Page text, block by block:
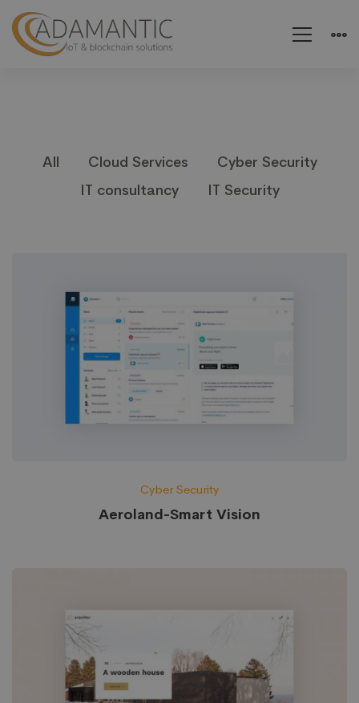
All Cloud Services
Cyber Security
IT consultancy
IT Security
Cyber Security
Aeroland-Smart Vision